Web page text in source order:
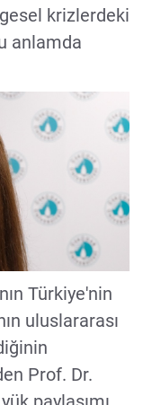
krizlerdeki
anlamda
Türkiye'nin
uluslararası
Prof. Dr.